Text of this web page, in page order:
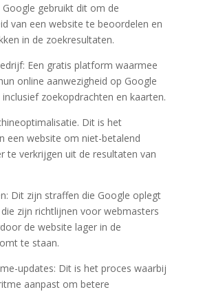
gebruikt dit om de
van een website te beoordelen en
in de zoekresultaten.
Een gratis platform waarmee
online aanwezigheid op Google
zoekopdrachten en kaarten.
Dit is het
een website om niet-betalend
te verkrijgen uit de resultaten van
Dit zijn straffen die Google oplegt
zijn richtlijnen voor webmasters
de website lager in de
te staan.
updates: Dit is het proces waarbij
aanpast om betere